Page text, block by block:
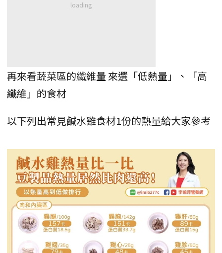
再來看蔬菜區的纖維量 來選「低熱量」、「高
纖維」的食材
以下列出常見鹹水雞食材1份的熱量給大家參考